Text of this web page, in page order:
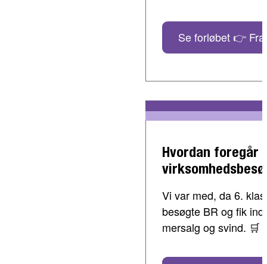
Se forløbet 👉
Hvordan foregår
Vi var med, da 6.
besøgte BR og fik
mersalg og svind. 🛒